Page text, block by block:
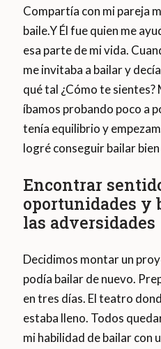
Compartía con mi pareja
baile.Y Él fue quien me
esa parte de mi vida.
me invitaba a bailar y
qué tal ¿Cómo te sientes?
íbamos probando poco a
tenía equilibrio y
logré conseguir bailar
Encontrar
oportunidades y
las adversidades
Decidimos montar un
podía bailar de nuevo.
en tres días. El teatro
estaba lleno. Todos
mi habilidad de bailar con